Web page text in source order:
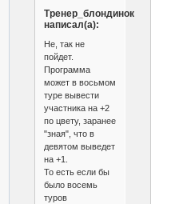
Тренер_блондинок
написал(а):
Не, так не
пойдет.
Программа
может в восьмом
туре вывести
участника на +2
по цвету, заранее
"зная", что в
девятом выведет
на +1.
То есть если бы
было восемь
туров